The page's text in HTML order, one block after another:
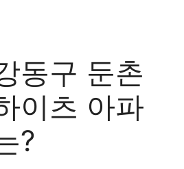
동구 둔촌
이츠 아파
?